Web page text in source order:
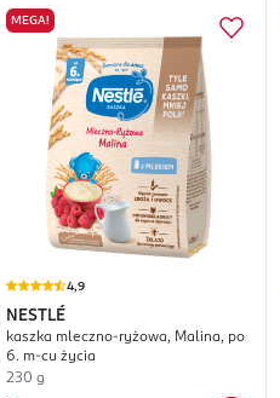
MEGA!
4,9
NESTLÉ
kaszka mleczno-ryżowa, Malina, po
6. m-cu życia
230 g